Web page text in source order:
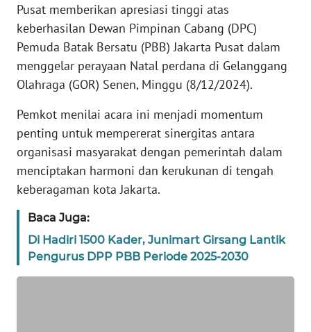
Pusat memberikan apresiasi tinggi atas
keberhasilan Dewan Pimpinan Cabang (DPC)
Pemuda Batak Bersatu (PBB) Jakarta Pusat dalam
menggelar perayaan Natal perdana di Gelanggang
Olahraga (GOR) Senen, Minggu (8/12/2024).
Pemkot menilai acara ini menjadi momentum
penting untuk mempererat sinergitas antara
organisasi masyarakat dengan pemerintah dalam
menciptakan harmoni dan kerukunan di tengah
keberagaman kota Jakarta.
Baca Juga:
Di Hadiri 1500 Kader, Junimart Girsang Lantik
Pengurus DPP PBB Periode 2025-2030
DISCLAIMER
News
Regional
WN
SUMUT
WN
JAKARTA
WN
JABAR
WN